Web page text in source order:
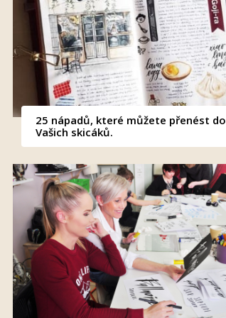
25 nápadů, které můžete přenést do
Vašich skicáků.